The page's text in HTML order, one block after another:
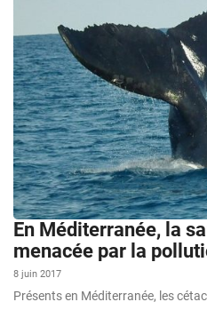
En Méditerranée, la
menacée par la
8 juin 2017
Présents en Méditerranée, les